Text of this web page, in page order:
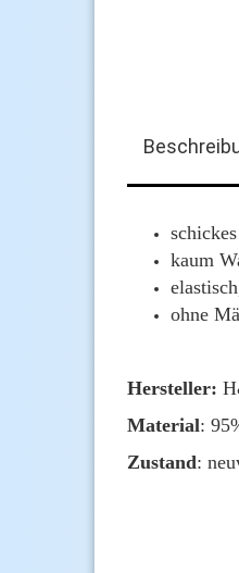
kaum
ohne
Hersteller:
Material:
Zustand: